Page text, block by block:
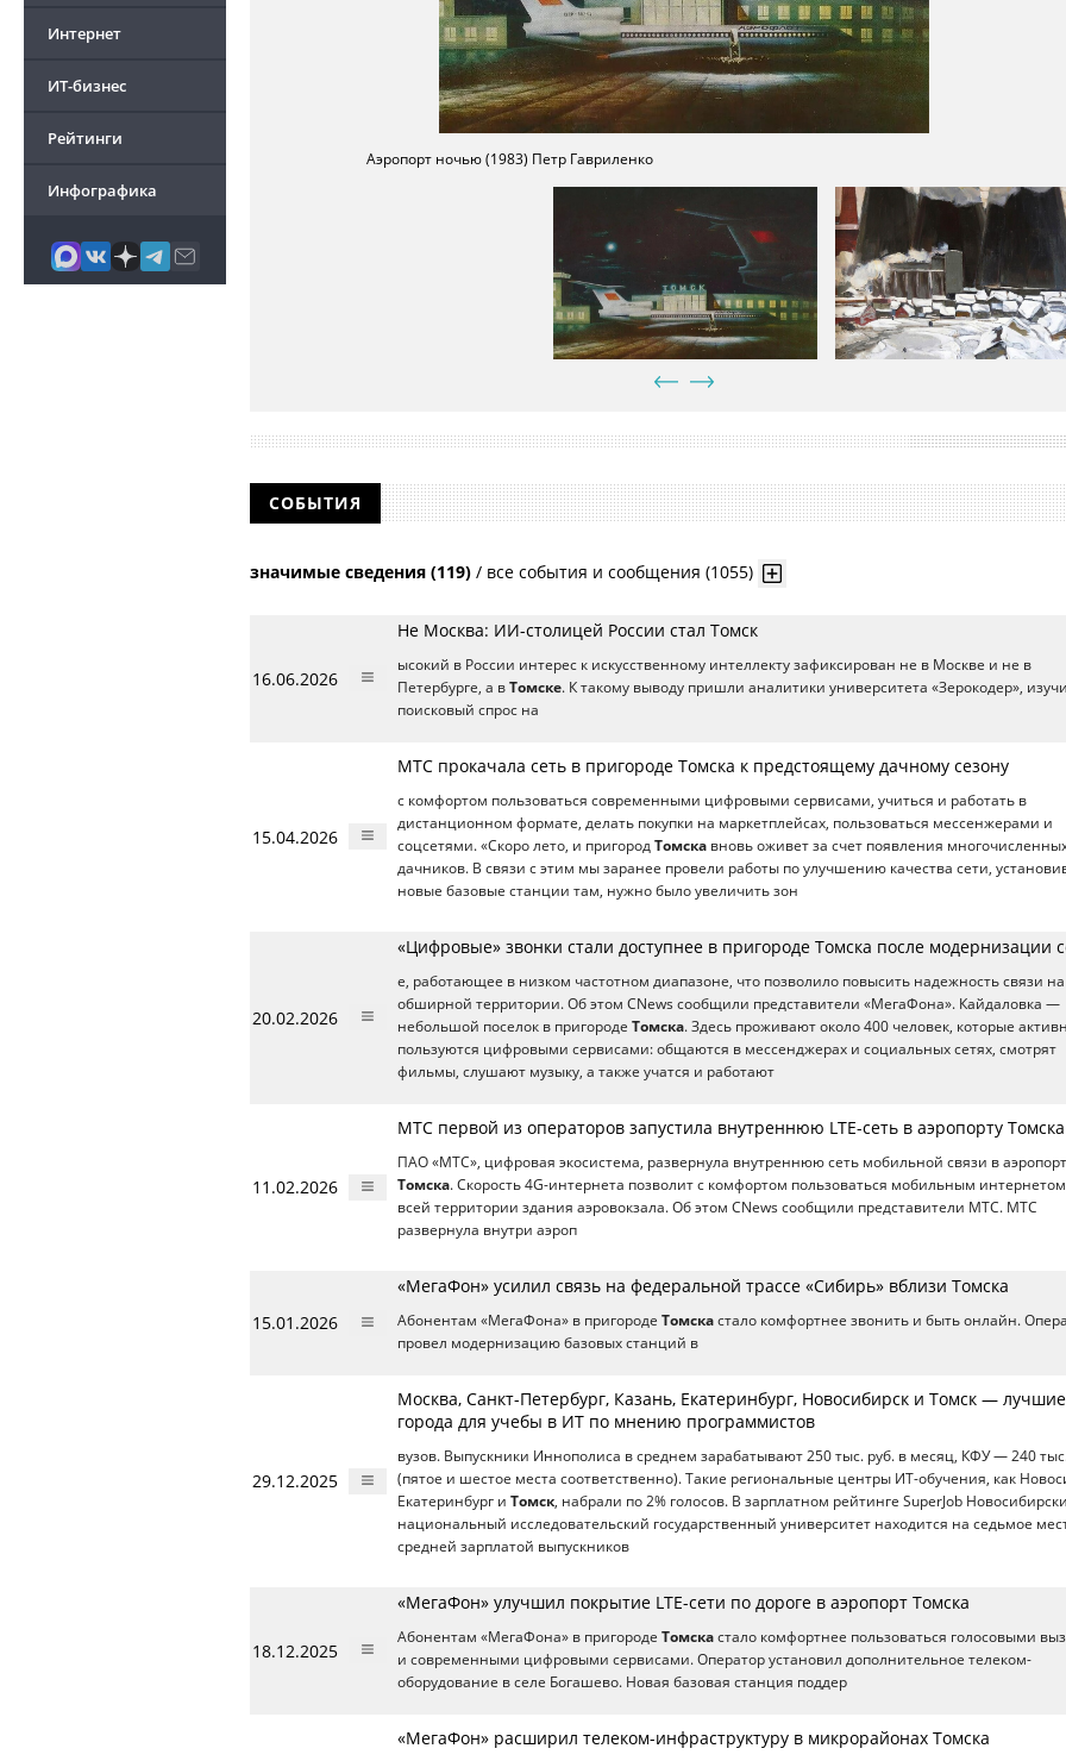
Интернет
ИТ-бизнес
Рейтинги
Инфографика
Аэропорт ночью (1983) Петр Гавриленко
Окраина Томска 1967 г. Герман Завьялов
СОБЫТИЯ
значимые сведения (119) / все события и сообщения (1055)
16.06.2026
Не Москва: ИИ-столицей России стал Томск
ысокий в России интерес к искусственному интеллекту зафиксирован не в Москве и не в
Петербурге, а в Томске. К такому выводу пришли аналитики университета «Зерокодер»,
поисковый спрос на
15.04.2026
МТС прокачала сеть в пригороде Томска к предстоящему дачному сезону
с комфортом пользоваться современными цифровыми сервисами, учиться и работать в
дистанционном формате, делать покупки на маркетплейсах, пользоваться мессенжерами и
соцсетями. «Скоро лето, и пригород Томска вновь оживет за счет появления
дачников. В связи с этим мы заранее провели работы по улучшению качества сети,
новые базовые станции там, нужно было увеличить зон
20.02.2026
«Цифровые» звонки стали доступнее в пригороде Томска после модернизации
е, работающее в низком частотном диапазоне, что позволило повысить надежность связи на
обширной территории. Об этом CNews сообщили представители «МегаФона». Кайдаловка —
небольшой поселок в пригороде Томска. Здесь проживают около 400 человек, которые
пользуются цифровыми сервисами: общаются в мессенджерах и социальных сетях, смотрят
фильмы, слушают музыку, а также учатся и работают
11.02.2026
МТС первой из операторов запустила внутреннюю LTE-сеть в аэропорту Томска
ПАО «МТС», цифровая экосистема, развернула внутреннюю сеть мобильной связи в
Томска. Скорость 4G-интернета позволит с комфортом пользоваться мобильным
всей территории здания аэровокзала. Об этом CNews сообщили представители МТС. МТС
развернула внутри аэроп
15.01.2026
«МегаФон» усилил связь на федеральной трассе «Сибирь» вблизи Томска
Абонентам «МегаФона» в пригороде Томска стало комфортнее звонить и быть онлайн.
провел модернизацию базовых станций в
29.12.2025
Москва, Санкт-Петербург, Казань, Екатеринбург, Новосибирск и Томск — лучшие
города для учебы в ИT по мнению программистов
вузов. Выпускники Иннополиса в среднем зарабатывают 250 тыс. руб. в месяц, КФУ — 240 тыс.
(пятое и шестое места соответственно). Такие региональные центры ИT-обучения, как
Екатеринбург и Томск , набрали по 2% голосов. В зарплатном рейтинге SuperJob
национальный исследовательский государственный университет находится на седьмое
средней зарплатой выпускников
18.12.2025
«МегаФон» улучшил покрытие LTE-сети по дороге в аэропорт Томска
Абонентам «МегаФона» в пригороде Томска стало комфортнее пользоваться голосовыми
и современными цифровыми сервисами. Оператор установил дополнительное телеком-
оборудование в селе Богашево. Новая базовая станция поддер
«МегаФон» расширил телеком-инфраструктуру в микрорайонах Томска